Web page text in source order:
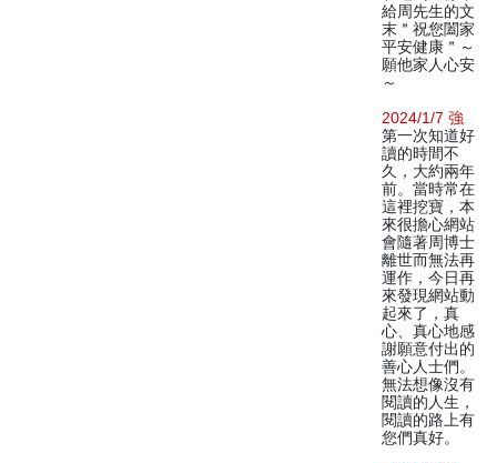
給周先生的文
末＂祝您闔家
平安健康＂～
願他家人心安
～
2024/1/7 強
第一次知道好
讀的時間不
久，大約兩年
前。當時常在
這裡挖寶，本
來很擔心網站
會隨著周博士
離世而無法再
運作，今日再
來發現網站動
起來了，真
心、真心地感
謝願意付出的
善心人士們。
無法想像沒有
閱讀的人生，
閱讀的路上有
您們真好。